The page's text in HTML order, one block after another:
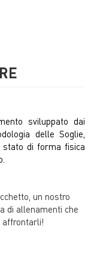
sviluppato dai
delle Soglie,
stato di forma fisica
un nostro
di allenamenti che
affrontarli!